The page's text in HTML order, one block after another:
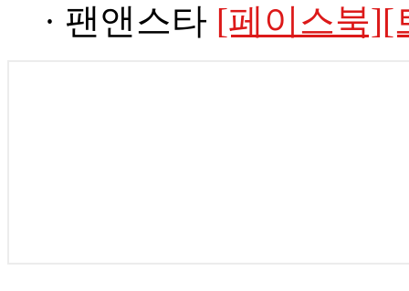
· 팬앤스타 [페이스북][